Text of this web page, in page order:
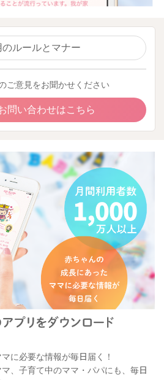
のルールとマナー
ご意見をお聞かせください
問い合わせはこちら
に必要な情報が毎日届く！
、子育て中のママ・パパにも、毎日